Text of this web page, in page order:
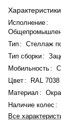
Характеристики
Исполнение :
Тип : Стеллаж
Тип сборки:
Мобильность :
Цвет :
RAL 7038
Материал :
Наличие колес :
Все